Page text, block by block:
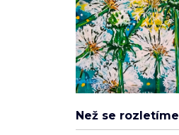
Než se rozletíme